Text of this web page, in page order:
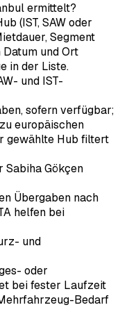
ermittelt?
(IST, SAW oder
Segment
und Ort
in der Liste.
und IST-
sofern verfügbar;
europäischen
gewählte Hub filtert
Sabiha Gökçen
Übergaben nach
helfen bei
und
oder
bei fester Laufzeit
Bedarf